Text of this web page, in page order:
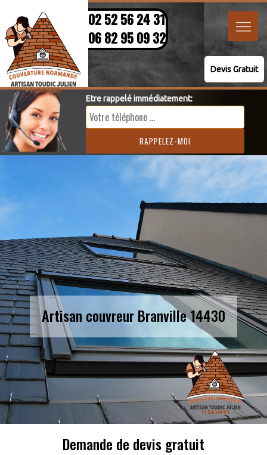
02 52 56 24 31
06 82 95 09 32
Devis Gratuit
Etre rappelé immédiatement:
Artisan couvreur Branville 14430
Demande de devis gratuit